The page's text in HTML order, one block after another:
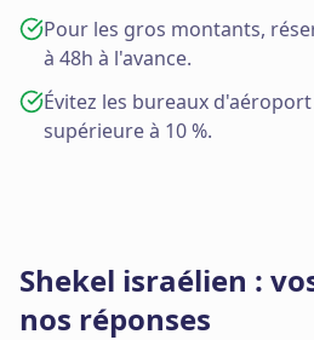
Pour les gros montants,
à 48h à l'avance.
Évitez les bureaux
supérieure à 10 %.
Shekel israélien :
nos réponses